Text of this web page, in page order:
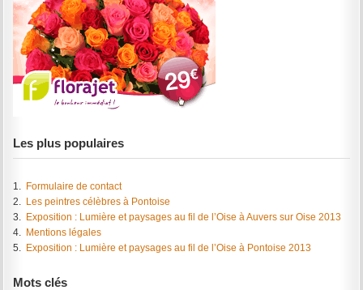
Les plus populaires
1.
Formulaire de contact
2.
Les peintres célèbres à Pontoise
3.
Exposition : Lumière et paysages au fil de l’Oise à Auvers sur Oise 2013
4.
Mentions légales
5.
Exposition : Lumière et paysages au fil de l’Oise à Pontoise 2013
Mots clés